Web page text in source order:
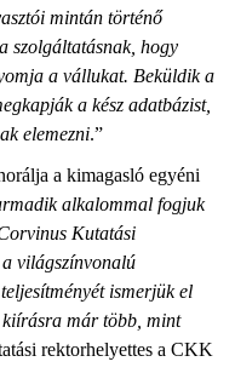
mintán történő
szolgáltatásnak, hogy
a vállukat. Beküldik a
a kész adatbázist,
elemezni.”
a kimagasló egyéni
alkalommal fogjuk
Kutatási
világszínvonalú
ismerjük el
kiírásra már több, mint
rektorhelyettes a CKK